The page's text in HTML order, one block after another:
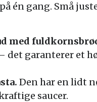
én gang. Små
med
det garanterer et
Den har en lidt
saucer.